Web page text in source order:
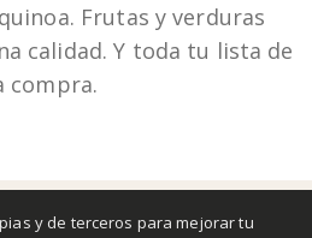
y de terceros para mejorar tu
Frutas y verduras
calidad. Y toda tu lista de
compra.